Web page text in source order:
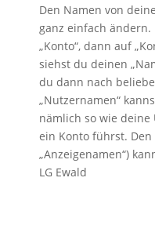
Den Namen von
ganz einfach
„Konto“, dann auf
siehst du deinen
du dann nach
„Nutzernamen“
nämlich so wie
ein Konto führst. Den
„Anzeigenamen“)
LG Ewald